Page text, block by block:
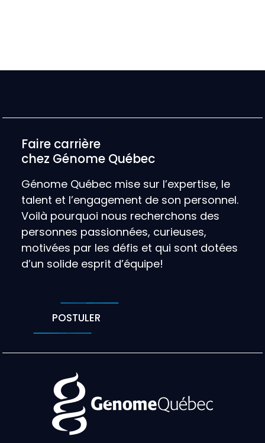
Faire carrière
chez Génome Québec
Génome Québec mise sur l’expertise, le
talent et l’engagement de son personnel.
Voilà pourquoi nous recherchons des
personnes passionnées, curieuses,
motivées par les défis et qui sont dotées
d’un solide esprit d’équipe!
POSTULER